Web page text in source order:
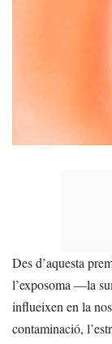
Des d’aquesta
l’exposoma —la
influeixen en la
contaminació,